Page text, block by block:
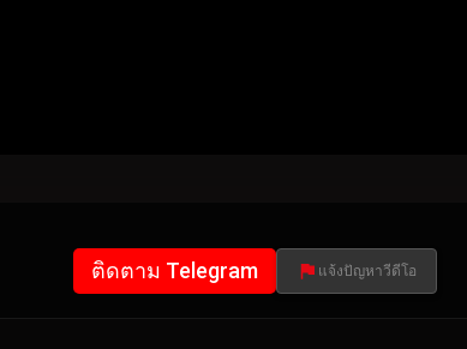
ติดตาม Telegram แจ้งปัญหาวีดีโอ